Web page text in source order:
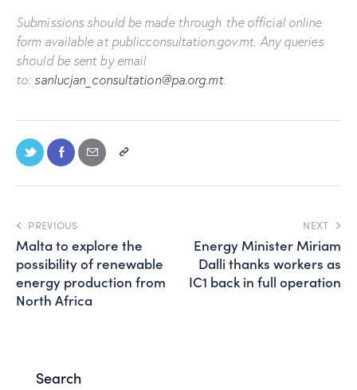
Submissions should be made through the official online
form available at publicconsultation.gov.mt. Any queries
should be sent by email
to: sanlucjan_consultation@pa.org.mt.
PREVIOUS
Malta to explore the
possibility of renewable
energy production from
North Africa
NEXT
Energy Minister Miriam
Dalli thanks workers as
IC1 back in full operation
Search